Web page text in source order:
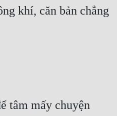
khí, căn bản chẳng
tâm mấy chuyện